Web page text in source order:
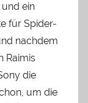
ein
für Spider-
nachdem
Raimis
die
um die